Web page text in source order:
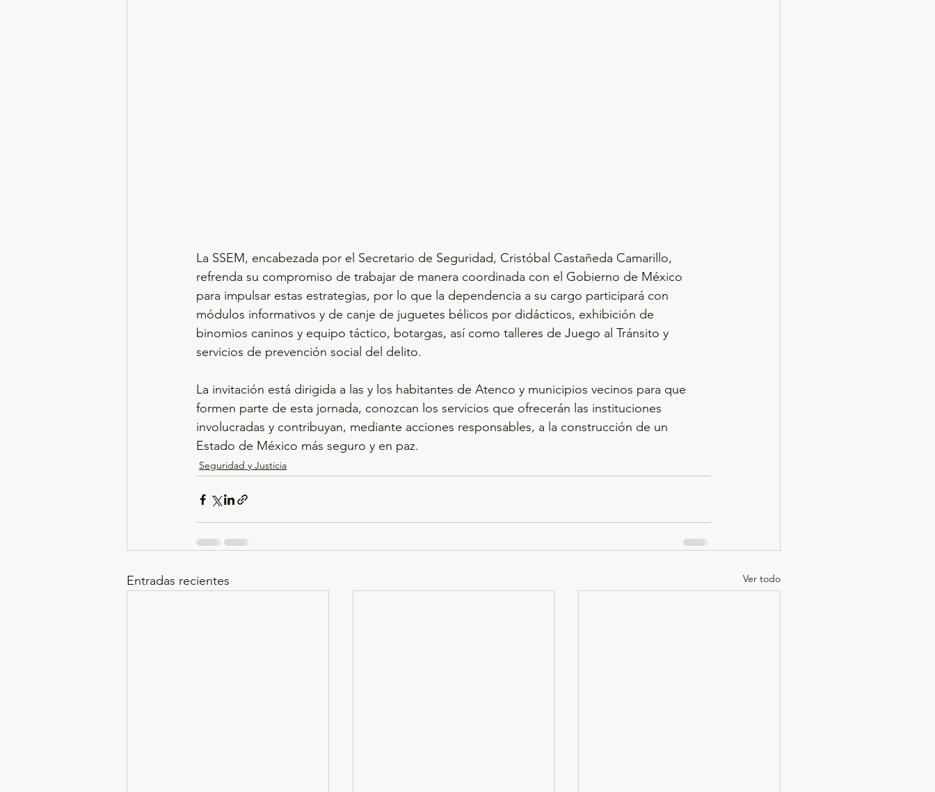
La SSEM, encabezada por el Secretario de Seguridad, Cristóbal Castañeda Camarillo,
refrenda su compromiso de trabajar de manera coordinada con el Gobierno de México
para impulsar estas estrategias, por lo que la dependencia a su cargo participará con
módulos informativos y de canje de juguetes bélicos por didácticos, exhibición de
binomios caninos y equipo táctico, botargas, así como talleres de Juego al Tránsito y
servicios de prevención social del delito.
La invitación está dirigida a las y los habitantes de Atenco y municipios vecinos para que
formen parte de esta jornada, conozcan los servicios que ofrecerán las instituciones
involucradas y contribuyan, mediante acciones responsables, a la construcción de un
Estado de México más seguro y en paz.
Seguridad y Justicia
Entradas recientes Ver todo